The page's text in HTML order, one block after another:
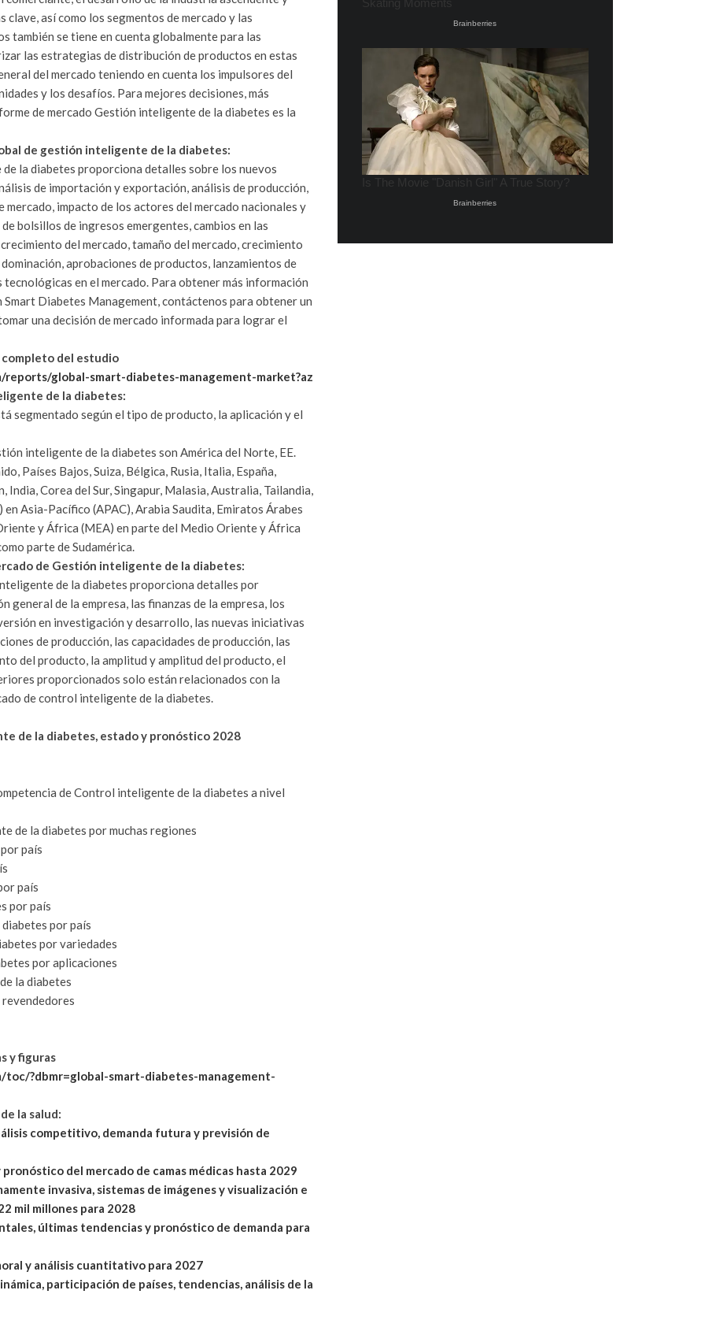
clave, así como los segmentos de mercado y las
también se tiene en cuenta globalmente para las
las estrategias de distribución de productos en estas
del mercado teniendo en cuenta los impulsores del
y los desafíos. Para mejores decisiones, más
de mercado Gestión inteligente de la diabetes es la
de gestión inteligente de la diabetes:
la diabetes proporciona detalles sobre los nuevos
de importación y exportación, análisis de producción,
impacto de los actores del mercado nacionales y
bolsillos de ingresos emergentes, cambios en las
del mercado, tamaño del mercado, crecimiento
aprobaciones de productos, lanzamientos de
en el mercado. Para obtener más información
Diabetes Management, contáctenos para obtener un
una decisión de mercado informada para lograr el
del estudio
global-smart-diabetes-management-market?az
de la diabetes:
segmentado según el tipo de producto, la aplicación y el
inteligente de la diabetes son América del Norte, EE.
Países Bajos, Suiza, Bélgica, Rusia, Italia, España,
India, Corea del Sur, Singapur, Malasia, Australia, Tailandia,
Asia-Pacífico (APAC), Arabia Saudita, Emiratos Árabes
y África (MEA) en parte del Medio Oriente y África
parte de Sudamérica.
de Gestión inteligente de la diabetes:
de la diabetes proporciona detalles por
general de la empresa, las finanzas de la empresa, los
en investigación y desarrollo, las nuevas iniciativas
de producción, las capacidades de producción, las
del producto, la amplitud y amplitud del producto, el
proporcionados solo están relacionados con la
de control inteligente de la diabetes.
de la diabetes, estado y pronóstico 2028
de Control inteligente de la diabetes a nivel
de la diabetes por muchas regiones
país
país
por país
por país
por variedades
por aplicaciones
la diabetes
y figuras
?dbmr=global-smart-diabetes-management-
la salud:
competitivo, demanda futura y previsión de
del mercado de camas médicas hasta 2029
invasiva, sistemas de imágenes y visualización e
mil millones para 2028
últimas tendencias y pronóstico de demanda para
y análisis cuantitativo para 2027
participación de países, tendencias, análisis de la